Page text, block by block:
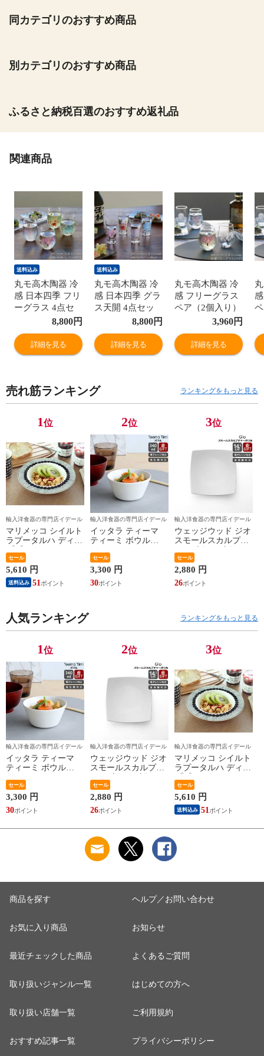
同カテゴリのおすすめ商品
別カテゴリのおすすめ商品
ふるさと納税百選のおすすめ返礼品
関連商品
送料込み
丸モ高木陶器 冷
感 日本四季 フリ
ーグラス 4点セ
ット 春夏秋冬 日
ス揃 ギフト 結婚
祝い プレゼント
【食器 カトラリ
ー】【ギフト】
8,800円
詳細を見る
送料込み
丸モ高木陶器 冷
感 日本四季 グラ
ス天開 4点セッ
ト 日本酒 春夏秋
天開揃 ギフト 結
婚祝い プレゼン
ト 【食器 カトラ
リー】【ギフ
8,800円
詳細を見る
丸モ高木陶器 冷
感 フリーグラス
ペア（2個入り）
セット 日本製 ギ
レゼント 贈り物
食器セット ギフ
【ギフト】
3,960円
詳細を見る
売れ筋ランキング ランキングをもっと見る
1位
輸入洋食器の専門店イデール
マリメッコ シイルト
ラプータルハ ディー
イト/ブラック
marimekko
SIIRTOLAPUUTARHA
パスタプレート 結婚
リメッコ】【食器 カ
トラリー】【ギフ
セール
5,610 円
送料込み 51
2位
輸入洋食器の専門店イデール
イッタラ ティーマ
ティーミ ボウル
Tiimi 耐熱 電子レン
ジ対応 ギフト 結婚
祝い プレゼント 贈
り物 【iittala イッタ
セール
3,300 円
30
3位
輸入洋食器の専門店イデール
ウェッジウッド ジオ
スモールスカルプチ
ギフト 結婚祝い プ
レゼント 贈り物
【食器 カトラリー】
【ギフト】
セール
2,880 円
26
人気ランキング ランキングをもっと見る
1位
輸入洋食器の専門店イデール
イッタラ ティーマ
ティーミ ボウル
Tiimi 耐熱 電子レン
ジ対応 ギフト 結婚
祝い プレゼント 贈
り物 【iittala イッタ
セール
3,300 円
30
2位
輸入洋食器の専門店イデール
ウェッジウッド ジオ
スモールスカルプチ
ギフト 結婚祝い プ
レゼント 贈り物
【食器 カトラリー】
【ギフト】
セール
2,880 円
26
3位
輸入洋食器の専門店イデール
マリメッコ シイルト
ラプータルハ ディー
イト/ブラック
marimekko
SIIRTOLAPUUTARHA
パスタプレート 結婚
リメッコ】【食器 カ
トラリー】【ギフ
セール
5,610 円
送料込み 51
商品を探す
お気に入り商品
最近チェックした商品
取り扱いジャンル一覧
取り扱い店舗一覧
おすすめ記事一覧
ヘルプ／お問い合わせ
お知らせ
よくあるご質問
はじめての方へ
ご利用規約
プライバシーポリシー